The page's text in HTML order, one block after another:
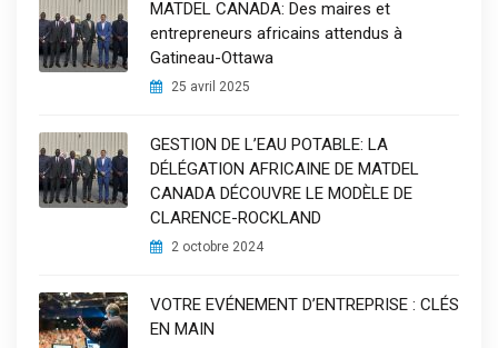
MATDEL CANADA: Des maires et
entrepreneurs africains attendus à
Gatineau-Ottawa
25 avril 2025
GESTION DE L’EAU POTABLE: LA
DÉLÉGATION AFRICAINE DE MATDEL
CANADA DÉCOUVRE LE MODÈLE DE
CLARENCE-ROCKLAND
2 octobre 2024
VOTRE EVÉNEMENT D’ENTREPRISE : CLÉS
EN MAIN